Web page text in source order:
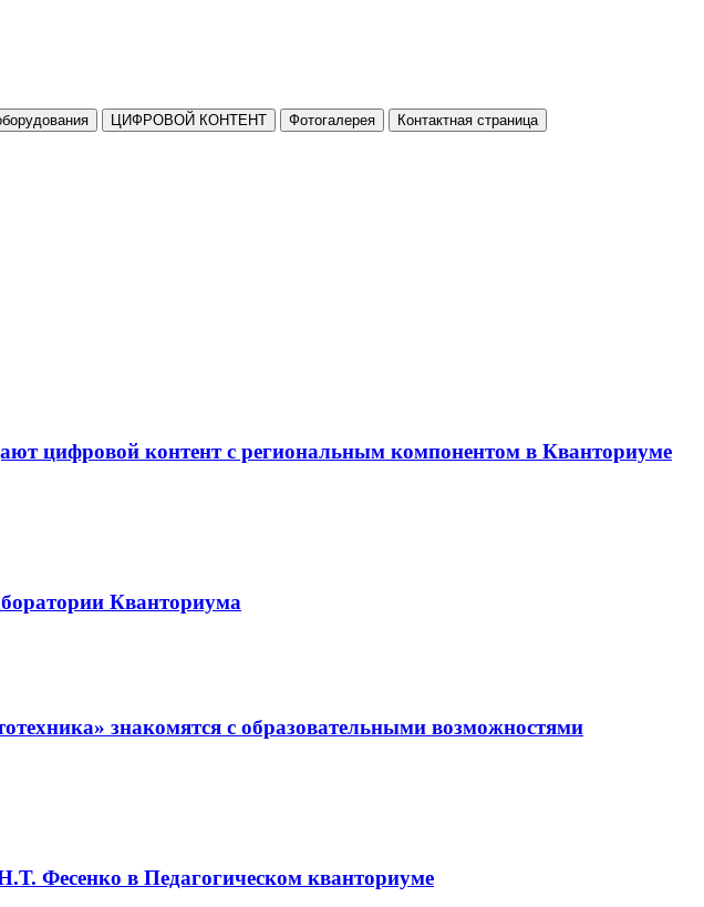
ЦИФРОВОЙ КОНТЕНТ Фотогалерея Контактная страница
цифровой контент с региональным компонентом в Кванториуме
Кванториума
знакомятся с образовательными возможностями
Фесенко в Педагогическом кванториуме